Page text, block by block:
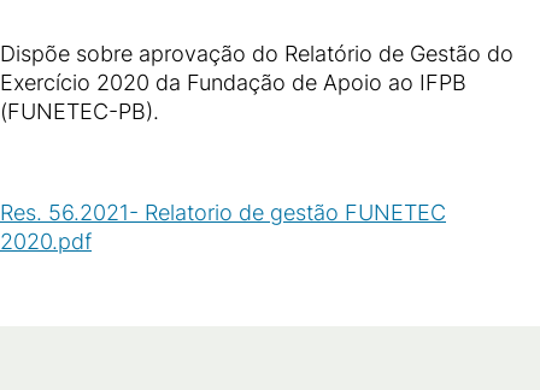
Dispõe sobre aprovação do Relatório de Gestão do
Exercício 2020 da Fundação de Apoio ao IFPB
(FUNETEC-PB).
Res. 56.2021- Relatorio de gestão FUNETEC
2020.pdf